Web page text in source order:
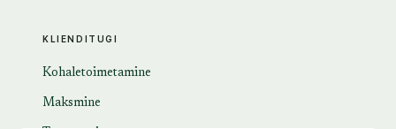
KLIENDITUGI
Kohaletoimetamine
Maksmine